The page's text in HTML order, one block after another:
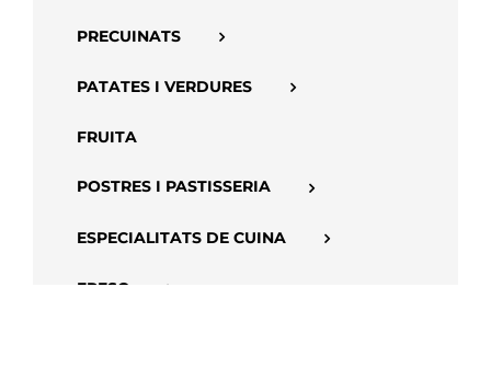
PRECUINATS
PATATES I VERDURES
FRUITA
POSTRES I PASTISSERIA
ESPECIALITATS DE CUINA
FRESC